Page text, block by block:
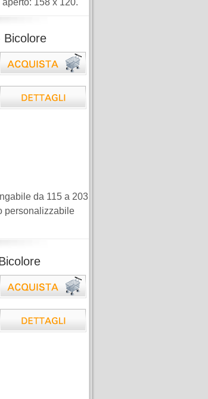
158 x 120.
Bicolore
da 115 a 203
personalizzabile